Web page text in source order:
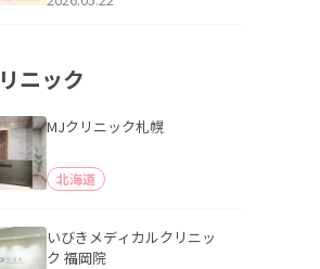
用】ハイブリッド注入を美
ニック
MJクリニック札幌
北海道
いびきメディカルクリニッ
ク 福岡院